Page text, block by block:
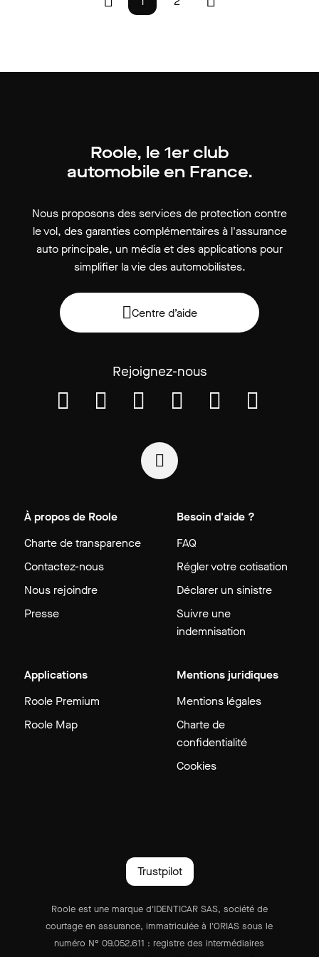
Roole, le 1er club
automobile en France.
Nous proposons des services de protection contre
le vol, des garanties complémentaires à l'assurance
auto principale, un média et des applications pour
simplifier la vie des automobilistes.
Centre d’aide
Rejoignez-nous
À propos de Roole
Charte de transparence
Contactez-nous
Nous rejoindre
Presse
Besoin d'aide ?
FAQ
Régler votre cotisation
Déclarer un sinistre
Suivre une
indemnisation
Applications
Roole Premium
Roole Map
Mentions juridiques
Mentions légales
Charte de
confidentialité
Cookies
Trustpilot
Roole est une marque d'IDENTICAR SAS, société de
courtage en assurance, immatriculée à l'ORIAS sous le
numéro N° 09.052.611 : registre des intermédiaires